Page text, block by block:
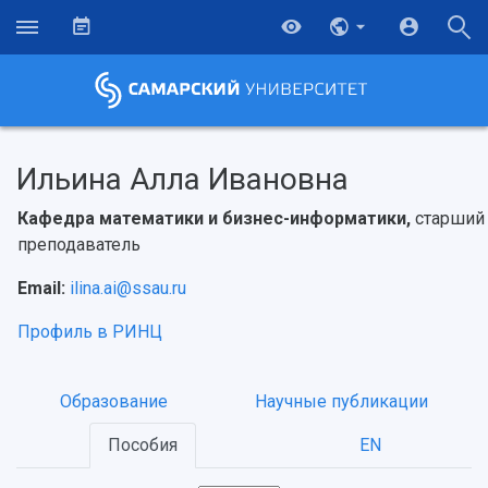
Ильина Алла Ивановна
Кафедра математики и бизнес-информатики, старший
преподаватель
Email: ilina.ai@ssau.ru
Профиль в РИНЦ
Образование Научные публикации
Пособия EN